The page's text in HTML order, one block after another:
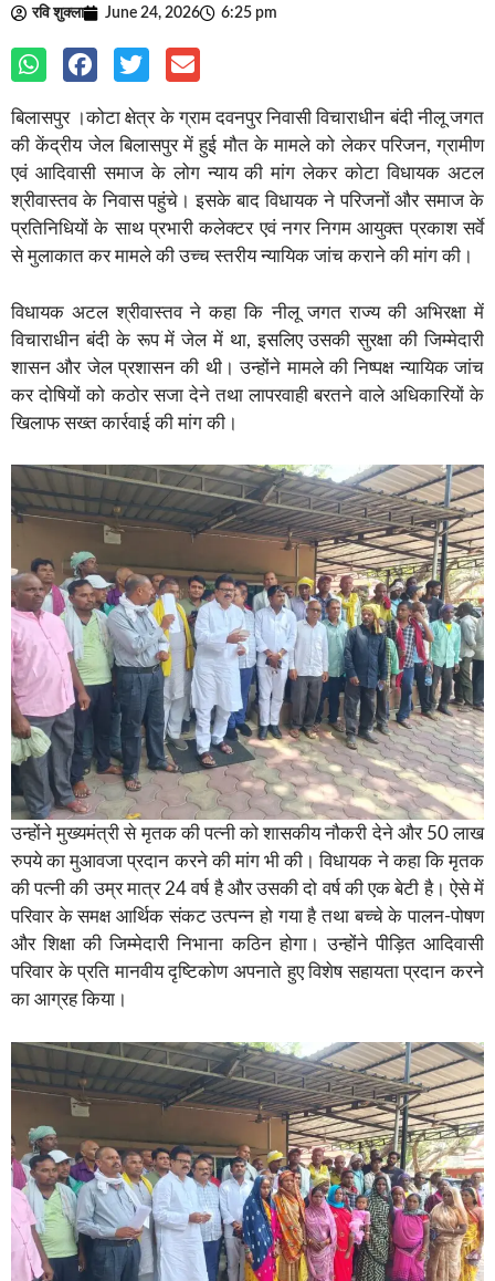
रवि शुक्ला June 24, 2026 6:25 pm
बिलासपुर ।कोटा क्षेत्र के ग्राम दवनपुर निवासी विचाराधीन बंदी नीलू जगत
की केंद्रीय जेल बिलासपुर में हुई मौत के मामले को लेकर परिजन, ग्रामीण
एवं आदिवासी समाज के लोग न्याय की मांग लेकर कोटा विधायक अटल
श्रीवास्तव के निवास पहुंचे। इसके बाद विधायक ने परिजनों और समाज के
प्रतिनिधियों के साथ प्रभारी कलेक्टर एवं नगर निगम आयुक्त प्रकाश सर्वे
से मुलाकात कर मामले की उच्च स्तरीय न्यायिक जांच कराने की मांग की।
विधायक अटल श्रीवास्तव ने कहा कि नीलू जगत राज्य की अभिरक्षा में
विचाराधीन बंदी के रूप में जेल में था, इसलिए उसकी सुरक्षा की जिम्मेदारी
शासन और जेल प्रशासन की थी। उन्होंने मामले की निष्पक्ष न्यायिक जांच
कर दोषियों को कठोर सजा देने तथा लापरवाही बरतने वाले अधिकारियों के
खिलाफ सख्त कार्रवाई की मांग की।
उन्होंने मुख्यमंत्री से मृतक की पत्नी को शासकीय नौकरी देने और 50 लाख
रुपये का मुआवजा प्रदान करने की मांग भी की। विधायक ने कहा कि मृतक
की पत्नी की उम्र मात्र 24 वर्ष है और उसकी दो वर्ष की एक बेटी है। ऐसे में
परिवार के समक्ष आर्थिक संकट उत्पन्न हो गया है तथा बच्चे के पालन-पोषण
और शिक्षा की जिम्मेदारी निभाना कठिन होगा। उन्होंने पीड़ित आदिवासी
परिवार के प्रति मानवीय दृष्टिकोण अपनाते हुए विशेष सहायता प्रदान करने
का आग्रह किया।